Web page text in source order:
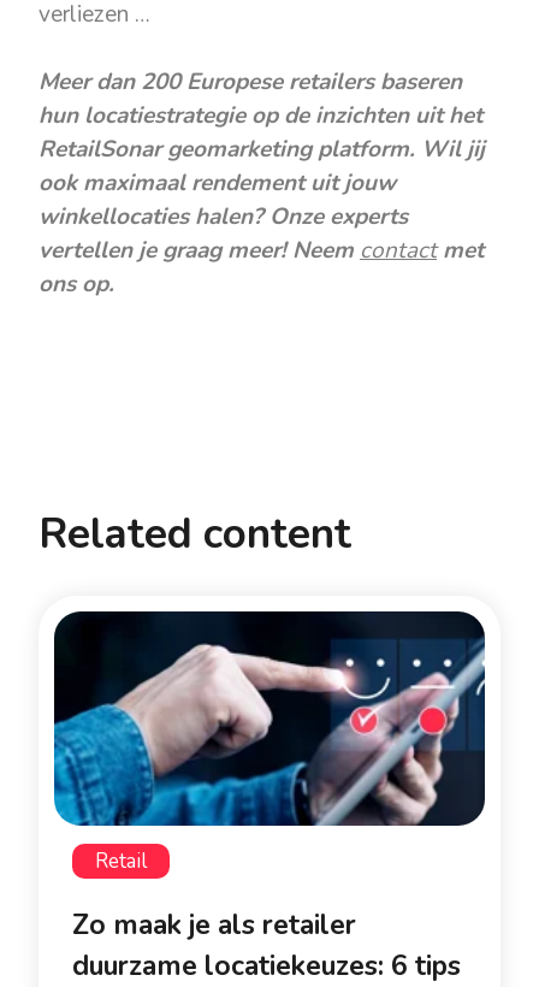
verliezen …
Meer dan 200 Europese retailers baseren
hun locatiestrategie op de inzichten uit het
RetailSonar geomarketing platform. Wil jij
ook maximaal rendement uit jouw
winkellocaties halen? Onze experts
vertellen je graag meer! Neem contact met
ons op.
Related content
Retail
Zo maak je als retailer
duurzame locatiekeuzes: 6 tips